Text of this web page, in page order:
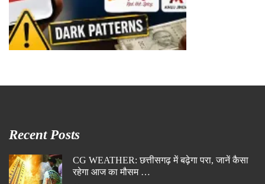
Recent Posts
CG WEATHER: छत्तीसगढ़ में बढ़ेगा परा, जानें कैसा
रहेगा आज का मौसम …